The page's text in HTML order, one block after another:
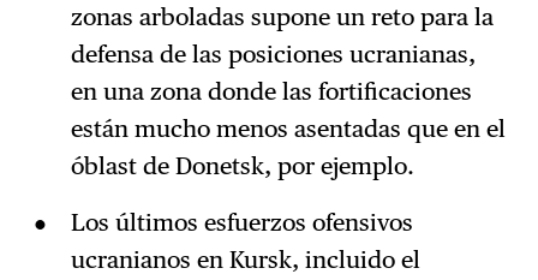
zonas arboladas supone un reto para la
defensa de las posiciones ucranianas,
en una zona donde las fortificaciones
están mucho menos asentadas que en el
óblast de Donetsk, por ejemplo.
Los últimos esfuerzos ofensivos
ucranianos en Kursk, incluido el